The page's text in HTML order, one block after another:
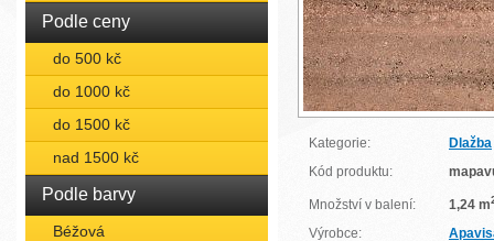
Podle ceny
do 500 kč
do 1000 kč
do 1500 kč
nad 1500 kč
Podle barvy
Béžová
Kategorie:
Dlažba
Kód produktu:
Množství v balení: 1,24 m
Výrobce: